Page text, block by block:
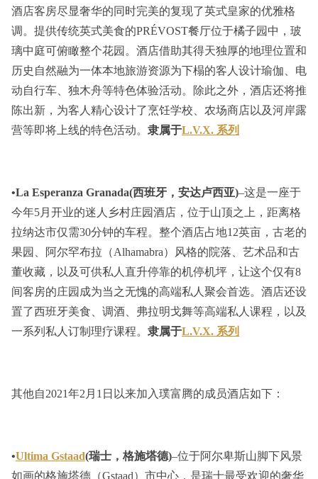
酒店客房尽显奢华的同时完美的复现了英式皇家的优雅格
调。提供传统英式美食的PRÉVOST餐厅位于橘子园中，玻
璃中庭可俯瞰整个花园。酒店借助其得天独厚的地理位置和
历史自然融为一体本地旅游资源为下榻的客人设计瑜伽、电
动自行车、独木舟等特色体验活动。除此之外，酒店还将推
陈出新，为客人精心设计了烹饪学校、农场商店以及河岸露
营等即将上线的特色活动。 隶属于L.V.X. 系列
•La Esperanza Granada(西班牙，安达卢西亚)–这是一座于
今年5月开业的迷人乡村庄园酒店，位于山顶之上，距离格
拉纳达市仅需30分钟的车程。整个酒店占地12英亩，古老的
果园、阿尔罕布拉（Alhamabra）风格的院落、艺术品和古
董收藏，以及可供私人直升停靠的机停机坪，让这个仅有8
间客房的庄园成为当之无愧的高端私人聚会首选。酒店还设
置了西班牙美食、调酒、弗拉明戈舞等高端私人课程，以及
一系列私人订制理疗课程。 隶属于L.V.X. 系列
其他自2021年2月1日以来加入璞富腾的成员酒店如下：
•Ultima Gstaad(瑞士，格施塔德)–位于阿尔卑斯山脚下风景
如画的格施塔德（Gstaad）市中心，是瑞士最受欢迎的奢华